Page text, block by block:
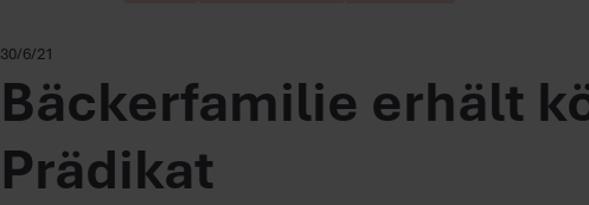
30/6/21
Bäckerfamilie erhält
Prädikat